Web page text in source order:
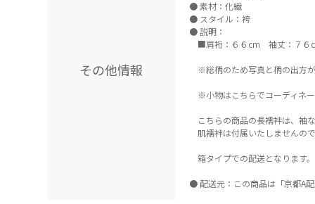
その他情報
素材：化繊
スタイル：袴
説明：
■肩裄：６６cm 袖丈：７６
※総柄のため写真と柄の出方
※小物はこちらでコーディネ
こちらの商品の長襦袢は、袖
肌襦袢は付属いたしませんの
箱タイプでの配送となります。
配送元：この商品は「京都A